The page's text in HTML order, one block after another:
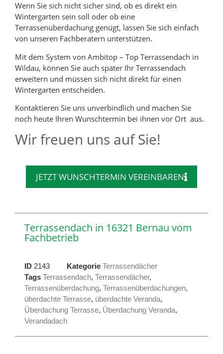
Wenn Sie sich nicht sicher sind, ob es direkt ein
Wintergarten sein soll oder ob eine
Terrassenüberdachung genügt, lassen Sie sich einfach
von unseren Fachberatern unterstützen.
Mit dem System von Ambitop – Top Terrassendach in
Wildau, können Sie auch später Ihr Terrassendach
erweitern und müssen sich nicht direkt für einen
Wintergarten entscheiden.
Kontaktieren Sie uns unverbindlich und machen Sie
noch heute Ihren Wunschtermin bei ihnen vor Ort aus.
Wir freuen uns auf Sie!
JETZT WUNSCHTERMIN VEREINBAREN
Terrassendach in 16321 Bernau vom
Fachbetrieb
ID 2143 Kategorie Terrassendächer
Tags Terrassendach, Terrassendächer,
Terrassenüberdachung, Terrassenüberdachungen,
überdachte Terrasse, überdachte Veranda,
Überdachung Terrasse, Überdachung Veranda,
Verandadach